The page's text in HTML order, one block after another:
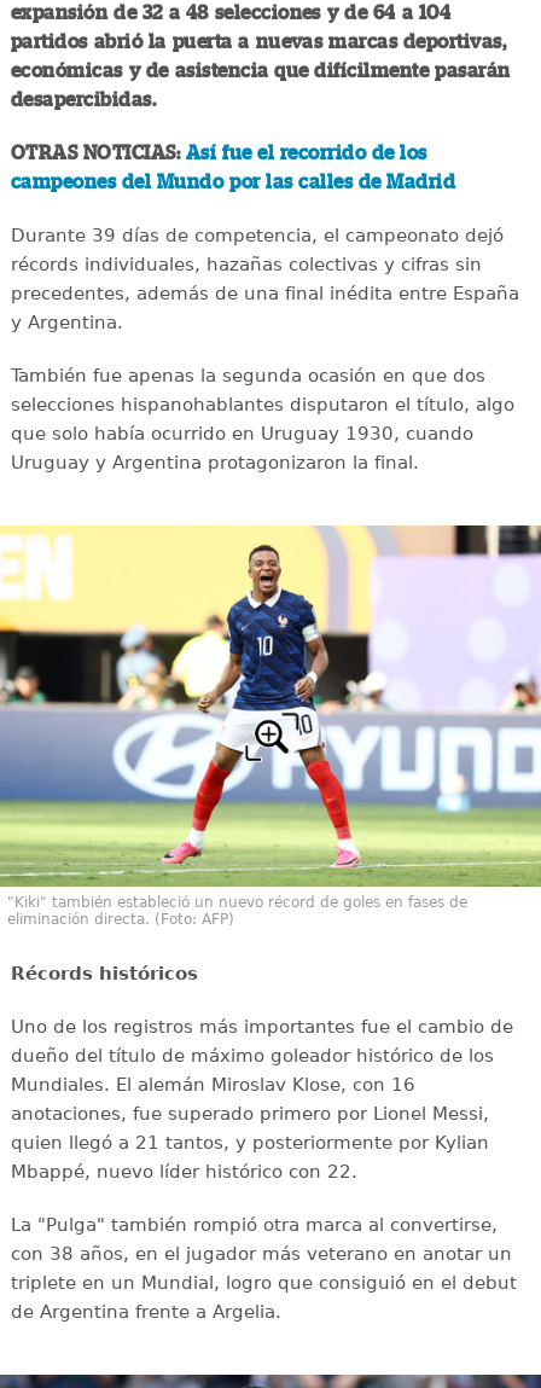
expansión de 32 a 48 selecciones y de 64 a 104
partidos abrió la puerta a nuevas marcas deportivas,
económicas y de asistencia que difícilmente pasarán
desapercibidas.
OTRAS NOTICIAS: Así fue el recorrido de los
campeones del Mundo por las calles de Madrid
Durante 39 días de competencia, el campeonato dejó
récords individuales, hazañas colectivas y cifras sin
precedentes, además de una final inédita entre España
y Argentina.
También fue apenas la segunda ocasión en que dos
selecciones hispanohablantes disputaron el título, algo
que solo había ocurrido en Uruguay 1930, cuando
Uruguay y Argentina protagonizaron la final.
"Kiki" también estableció un nuevo récord de goles en fases de
eliminación directa. (Foto: AFP)
Récords históricos
Uno de los registros más importantes fue el cambio de
dueño del título de máximo goleador histórico de los
Mundiales. El alemán Miroslav Klose, con 16
anotaciones, fue superado primero por Lionel Messi,
quien llegó a 21 tantos, y posteriormente por Kylian
Mbappé, nuevo líder histórico con 22.
La "Pulga" también rompió otra marca al convertirse,
con 38 años, en el jugador más veterano en anotar un
triplete en un Mundial, logro que consiguió en el debut
de Argentina frente a Argelia.